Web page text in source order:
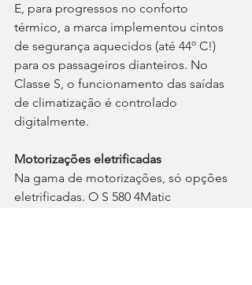
E, para progressos no conforto
térmico, a marca implementou cintos
de segurança aquecidos (até 44º C!)
para os passageiros dianteiros. No
Classe S, o funcionamento das saídas
de climatização é controlado
digitalmente.
Motorizações eletrificadas
Na gama de motorizações, só opções
eletrificadas. O S 580 4Matic